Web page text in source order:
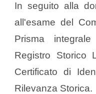
In seguito alla
all'esame del
Prisma
Registro Storico
Certificato di
Rilevanza Storica.